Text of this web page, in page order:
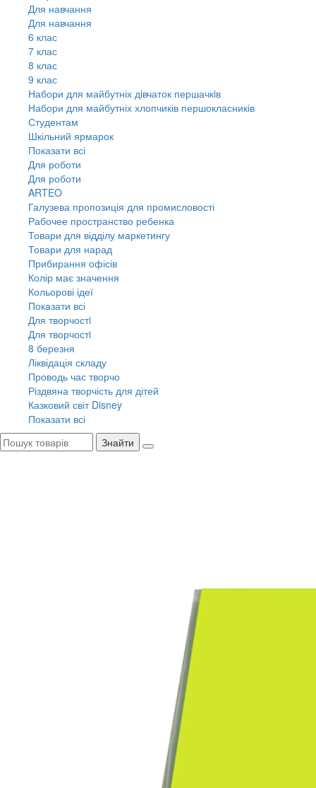
Для навчання
Для навчання
6 клас
7 клас
8 клас
9 клас
Набори для майбутніх дiвчаток першачкiв
Набори для майбутніх хлопчиків першокласників
Студентам
Шкільний ярмарок
Показати всі
Для роботи
Для роботи
ARTEO
Галузева пропозиція для промисловості
Рабочее пространство ребенка
Товари для відділу маркетингу
Товари для нарад
Прибирання офісів
Колір має значення
Кольорові ідеї
Показати всі
Для творчостi
Для творчостi
8 березня
Ліквідація складу
Проводь час творчо
Різдвяна творчість для дітей
Казковий світ Disney
Показати всі
Знайти